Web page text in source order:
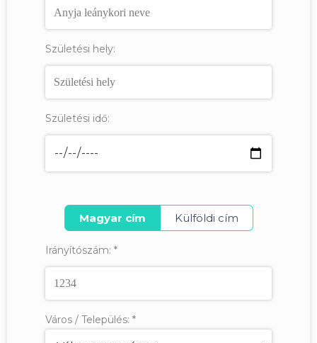
Születési hely:
Születési idő:
Magyar cím Külföldi cím
Irányítószám: *
Város / Település: *